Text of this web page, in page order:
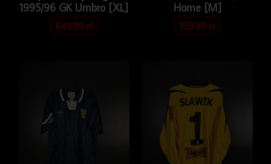
1995/96 GK Umbro [XL]
849.99zł
Home [M]
199.99zł